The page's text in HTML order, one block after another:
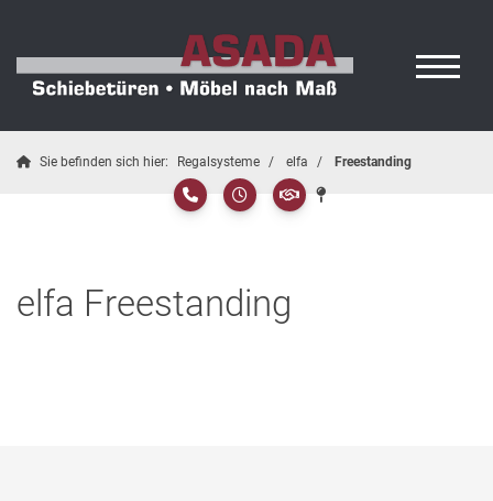
Sie befinden sich hier: Regalsysteme elfa Freestanding
elfa Freestanding